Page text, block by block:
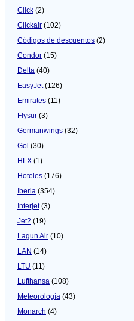
Click (2)
Clickair (102)
Códigos de descuentos (2)
Condor (15)
Delta (40)
EasyJet(126)
Emirates (11)
Flysur (3)
Germanwings (32)
Gol (30)
HLX (1)
Hoteles (176)
Iberia (354)
Interjet(3)
Jet2 (19)
Lagun Air (10)
LAN (14)
LTU (11)
Lufthansa (108)
Meteorologí­a (43)
Monarch (4)